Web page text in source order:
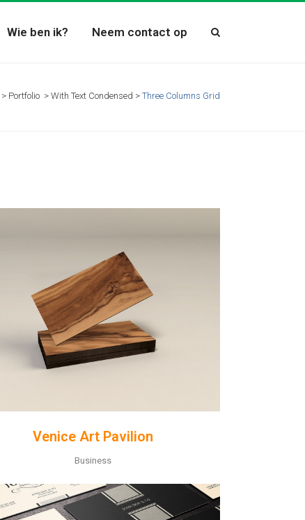
Wie ben ik? Neem contact op
> Portfolio > With Text Condensed > Three Columns Grid
ZOOM VIEW
Venice Art Pavilion
Business